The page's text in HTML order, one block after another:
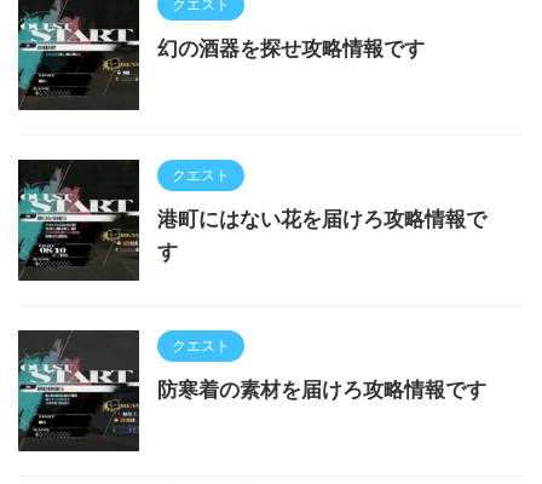
クエスト
幻の酒器を探せ攻略情報です
クエスト
港町にはない花を届けろ攻略情報で
す
クエスト
防寒着の素材を届けろ攻略情報です